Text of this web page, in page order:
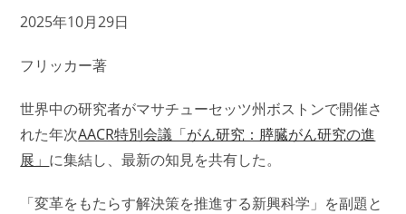
2025年10月29日
フリッカー著
世界中の研究者がマサチューセッツ州ボストンで開催さ
れた年次AACR特別会議「がん研究：膵臓がん研究の進
展」 に集結し、最新の知見を共有した。
「変革をもたらす解決策を推進する新興科学」を副題と